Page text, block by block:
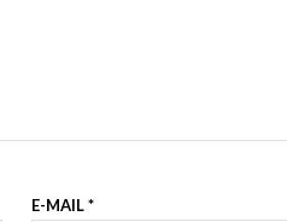
E-MAIL*